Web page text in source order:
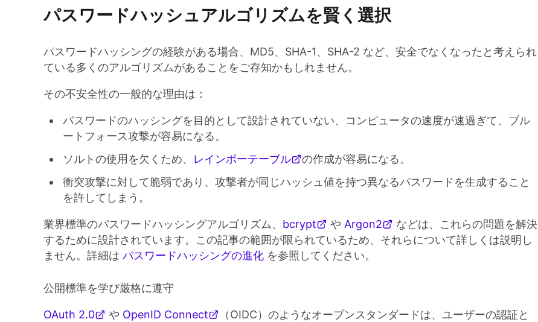
パスワードハッシュアルゴリズムを賢く選択
パスワードハッシングの経験がある場合、MD5、SHA-1、SHA-2 など、安全でなくなったと考えられ
ている多くのアルゴリズムがあることをご存知かもしれません。
その不安全性の一般的な理由は：
パスワードのハッシングを目的として設計されていない、コンピュータの速度が速過ぎて、ブル
ートフォース攻撃が容易になる。
ソルトの使用を欠くため、 レインボーテーブル
の作成が容易になる。
衝突攻撃に対して脆弱であり、攻撃者が同じハッシュ値を持つ異なるパスワードを生成すること
を許してしまう。
業界標準のパスワードハッシングアルゴリズム、 bcrypt や Argon2
などは、これらの問題を解決
するために設計されています。この記事の範囲が限られているため、それらについて詳しくは説明し
ません。詳細は パスワードハッシングの進化 を参照してください。
公開標準を学び厳格に遵守
OAuth 2.0 や OpenID Connect
（OIDC）のようなオープンスタンダードは、ユーザーの認証と